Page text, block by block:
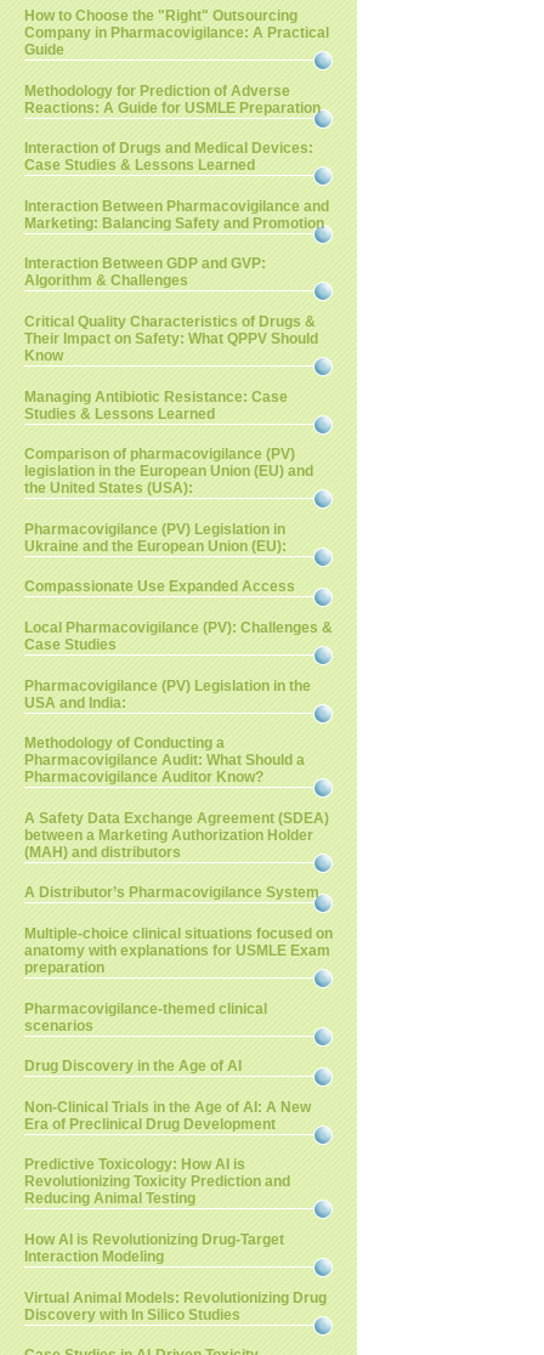
How to Choose the "Right" Outsourcing
Company in Pharmacovigilance: A Practical
Guide
Methodology for Prediction of Adverse
Reactions: A Guide for USMLE Preparation
Interaction of Drugs and Medical Devices:
Case Studies & Lessons Learned
Interaction Between Pharmacovigilance and
Marketing: Balancing Safety and Promotion
Interaction Between GDP and GVP:
Algorithm & Challenges
Critical Quality Characteristics of Drugs &
Their Impact on Safety: What QPPV Should
Know
Managing Antibiotic Resistance: Case
Studies & Lessons Learned
Comparison of pharmacovigilance (PV)
legislation in the European Union (EU) and
the United States (USA):
Pharmacovigilance (PV) Legislation in
Ukraine and the European Union (EU):
Compassionate Use Expanded Access
Local Pharmacovigilance (PV): Challenges &
Case Studies
Pharmacovigilance (PV) Legislation in the
USA and India:
Methodology of Conducting a
Pharmacovigilance Audit: What Should a
Pharmacovigilance Auditor Know?
A Safety Data Exchange Agreement (SDEA)
between a Marketing Authorization Holder
(MAH) and distributors
A Distributor’s Pharmacovigilance System
Multiple-choice clinical situations focused on
anatomy with explanations for USMLE Exam
preparation
Pharmacovigilance-themed clinical
scenarios
Drug Discovery in the Age of AI
Non-Clinical Trials in the Age of AI: A New
Era of Preclinical Drug Development
Predictive Toxicology: How AI is
Revolutionizing Toxicity Prediction and
Reducing Animal Testing
How AI is Revolutionizing Drug-Target
Interaction Modeling
Virtual Animal Models: Revolutionizing Drug
Discovery with In Silico Studies